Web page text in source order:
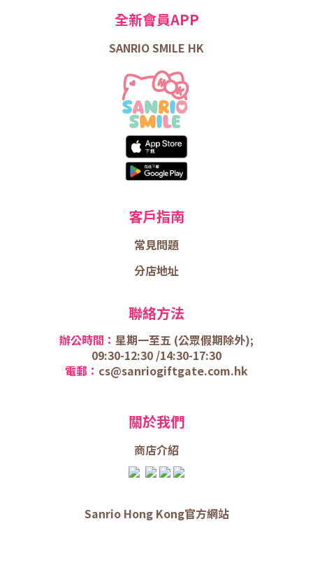
全新會員APP
SANRIO SMILE HK
客戶指南
常見問題
分店地址
聯絡方法
辦公時間： 星期一至五 (公眾假期除外);
09:30-12:30 /14:30-17:30
電郵： cs@sanriogiftgate.com.hk
關於我們
商店介紹
Sanrio Hong Kong官方網站